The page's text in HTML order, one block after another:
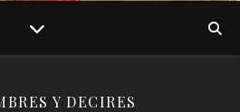
Y DECIRES